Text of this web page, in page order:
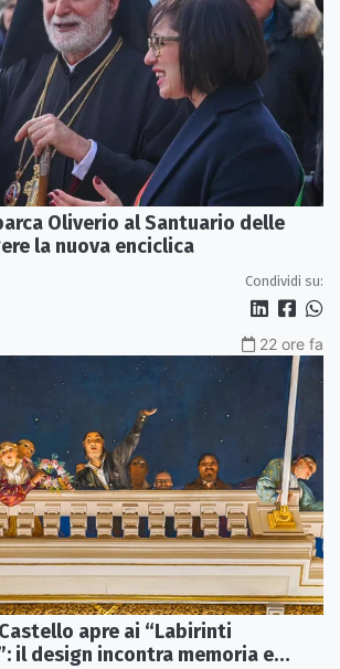
Oliverio al Santuario delle
la nuova enciclica
Condividi su:
22 ore fa
apre ai “Labirinti
il design incontra memoria e